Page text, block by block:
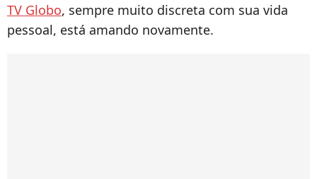
TV Globo, sempre muito discreta com sua vida
pessoal, está amando novamente.